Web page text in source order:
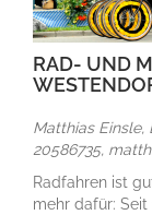
RAD- UND
Matthias Einsle,
20586735,
Radfahren ist
mehr dafür: